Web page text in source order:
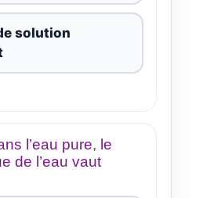
solution
l’eau pure, le
de l’eau vaut